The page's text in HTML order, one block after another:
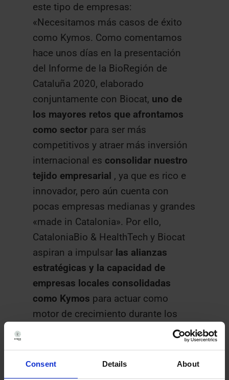
Consent Details About
este tipo de empresas:
«Necesitamos más casos de éxito
como Kymos. Como comentamos
hace unos días en la presentación
del Informe de la BioRegión de
Cataluña 2020, elaborado
conjuntamente con Biocat, uno de
los mayores retos que afrontamos
como sector para ser más
competitivos y atraer más inversión
internacional es consolidar nuestro
tejido empresarial , ya que es rico e
innovador, pero aún cuenta con
pocas empresas medianas y grandes
«made in Catalonia». Por ello,
CataloniaBio & HealthTech y Biocat
aspiran a impulsar las alianzas
estratégicas y la capacidad de
empresas locales consolidadas
como Kymos para actuar como
motor de crecimiento durante los
han recaído en Oryzon (2015),